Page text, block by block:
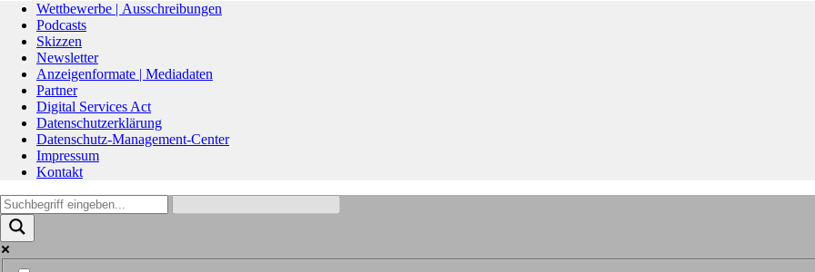
Wettbewerbe | Ausschreibungen
Podcasts
Skizzen
Newsletter
Anzeigenformate | Mediadaten
Partner
Digital Services Act
Datenschutzerklärung
Datenschutz-Management-Center
Impressum
Kontakt